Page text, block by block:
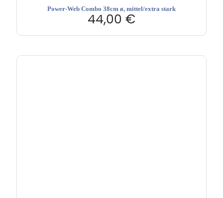
Power-Web Combo 38cm ø, mittel/extra stark
44,00 €